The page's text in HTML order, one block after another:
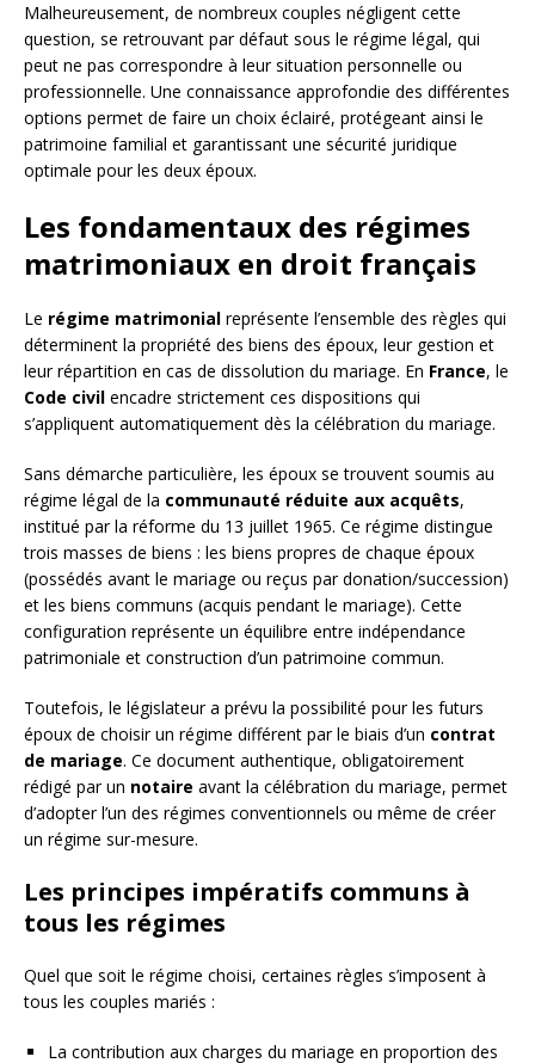
Malheureusement, de nombreux couples négligent cette
question, se retrouvant par défaut sous le régime légal, qui
peut ne pas correspondre à leur situation personnelle ou
professionnelle. Une connaissance approfondie des différentes
options permet de faire un choix éclairé, protégeant ainsi le
patrimoine familial et garantissant une sécurité juridique
optimale pour les deux époux.
Les fondamentaux des régimes
matrimoniaux en droit français
Le régime matrimonial représente l’ensemble des règles qui
déterminent la propriété des biens des époux, leur gestion et
leur répartition en cas de dissolution du mariage. En France, le
Code civil encadre strictement ces dispositions qui
s’appliquent automatiquement dès la célébration du mariage.
Sans démarche particulière, les époux se trouvent soumis au
régime légal de la communauté réduite aux acquêts,
institué par la réforme du 13 juillet 1965. Ce régime distingue
trois masses de biens : les biens propres de chaque époux
(possédés avant le mariage ou reçus par donation/succession)
et les biens communs (acquis pendant le mariage). Cette
configuration représente un équilibre entre indépendance
patrimoniale et construction d’un patrimoine commun.
Toutefois, le législateur a prévu la possibilité pour les futurs
époux de choisir un régime différent par le biais d’un contrat
de mariage. Ce document authentique, obligatoirement
rédigé par un notaire avant la célébration du mariage, permet
d’adopter l’un des régimes conventionnels ou même de créer
un régime sur-mesure.
Les principes impératifs communs à
tous les régimes
Quel que soit le régime choisi, certaines règles s’imposent à
tous les couples mariés :
La contribution aux charges du mariage en proportion des